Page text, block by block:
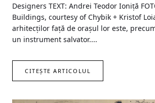
Designers TEXT: Andrei Teodor Ioniță
Buildings, courtesy of Chybik + Kristof
arhitecților față de orașul lor este,
un instrument salvator....
CITEȘTE ARTICOLUL